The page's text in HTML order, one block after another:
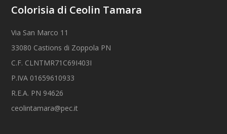
Colorisia di Ceolin Tamara
Via San Marco 11
33080 Castions di Zoppola PN
C.F. CLNTMR71C69I403I
P.IVA 01659610933
R.E.A. PN 94626
ceolintamara@pec.it